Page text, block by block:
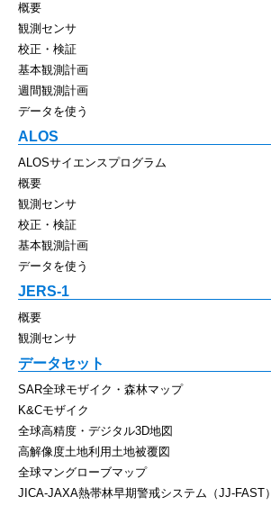
概要
観測センサ
校正・検証
基本観測計画
週間観測計画
データを使う
ALOS
ALOSサイエンスプログラム
概要
観測センサ
校正・検証
基本観測計画
データを使う
JERS-1
概要
観測センサ
データセット
SAR全球モザイク・森林マップ
K&Cモザイク
全球高精度・デジタル3D地図
高解像度土地利用土地被覆図
全球マングローブマップ
JICA-JAXA熱帯林早期警戒システム（JJ-FAST）